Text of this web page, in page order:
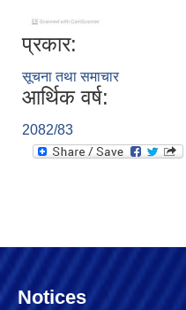
प्रकार:
सूचना तथा समाचार
आर्थिक वर्ष:
2082/83
Notices